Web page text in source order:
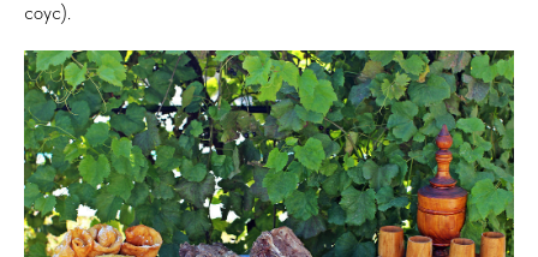
соус).